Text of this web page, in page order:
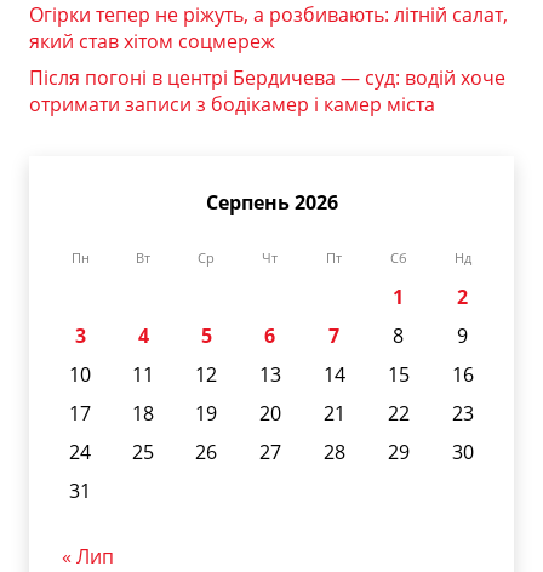
Огірки тепер не ріжуть, а розбивають: літній салат,
який став хітом соцмереж
Після погоні в центрі Бердичева — суд: водій хоче
отримати записи з бодікамер і камер міста
Серпень 2026
Пн Вт Ср Чт Пт Сб Нд
1
2
3
4 5 6 7 8
9
10
11 12 13 14 15
16
17
18 19 20 21 22
23
24
25 26 27 28 29
30
31
« Лип